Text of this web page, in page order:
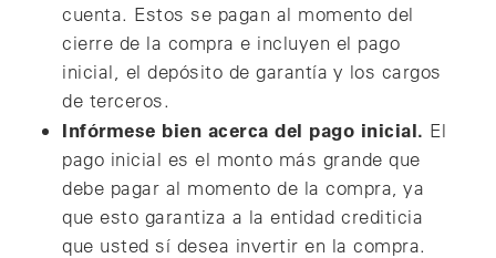
cuenta. Estos se pagan al momento del
cierre de la compra e incluyen el pago
inicial, el depósito de garantía y los cargos
de terceros.
Infórmese bien acerca del pago inicial. El
pago inicial es el monto más grande que
debe pagar al momento de la compra, ya
que esto garantiza a la entidad crediticia
que usted sí desea invertir en la compra.